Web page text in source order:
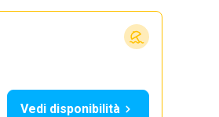
Vedi disponibilità